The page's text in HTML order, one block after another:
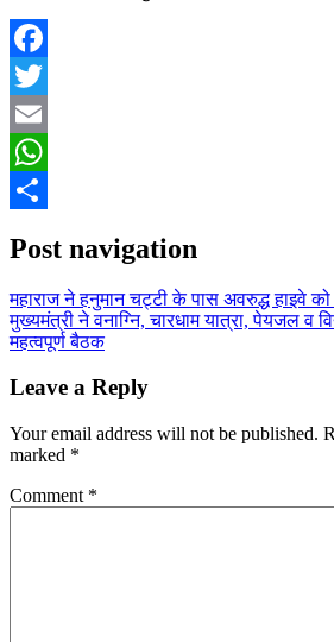
Facebook
Twitter
Email
WhatsApp
Post navigation
महाराज ने हनुमान चट्टी के पास अवरुद्ध हाइवे
मुख्यमंत्री ने वनाग्नि, चारधाम यात्रा, पेयजल व
महत्वपूर्ण बैठक
Leave a Reply
Your email address will not be published.
marked *
Comment *